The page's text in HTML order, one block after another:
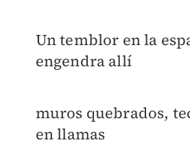
Un temblor en la
engendra allí
muros quebrados,
en llamas